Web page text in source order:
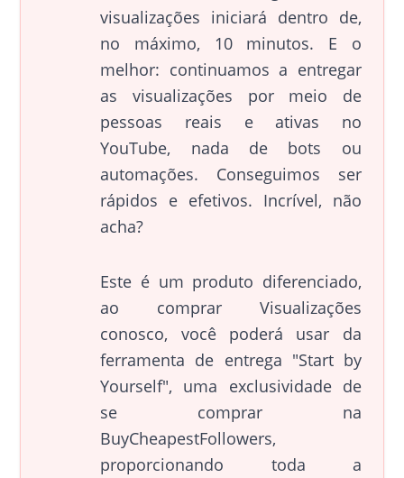
visualizações iniciará dentro de,
no máximo, 10 minutos. E o
melhor: continuamos a entregar
as visualizações por meio de
pessoas reais e ativas no
YouTube, nada de bots ou
automações. Conseguimos ser
rápidos e efetivos. Incrível, não
acha?
Este é um produto diferenciado,
ao comprar Visualizações
conosco, você poderá usar da
ferramenta de entrega "Start by
Yourself", uma exclusividade de
se comprar na
BuyCheapestFollowers,
proporcionando toda a